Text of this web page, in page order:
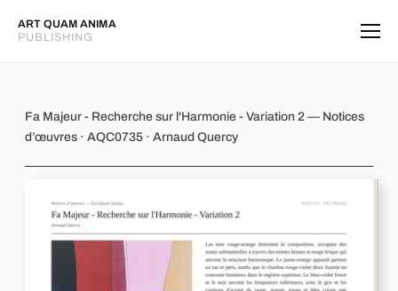
ART QUAM ANIMA
PUBLISHING
Fa Majeur - Recherche sur
Fa Majeur - Recherche sur l'Harmonie - Variation 2 — Notices
d’œuvres · AQC0735 · Arnaud Quercy